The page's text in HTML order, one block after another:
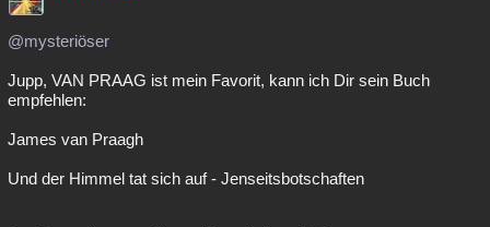
@mysteriöser
Jupp, VAN PRAAG ist mein Favorit, kann ich Dir sein Buch
empfehlen:
James van Praagh
Und der Himmel tat sich auf - Jenseitsbotschaften